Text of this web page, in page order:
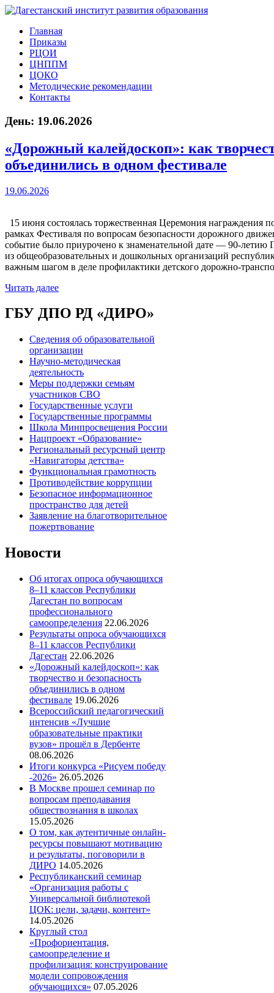
Главная
Приказы
РЦОИ
ЦНППМ
ЦОКО
Методические рекомендации
Контакты
День: 19.06.2026
«Дорожный калейдоскоп»: как
объединились в одном фестивале
19.06.2026
15 июня состоялась торжественная Церемония награждения
рамках Фестиваля по вопросам безопасности дорожного
событие было приурочено к знаменательной дате — 90-летию
из общеобразовательных и дошкольных организаций
важным шагом в деле профилактики детского дорожно-
Читать далее
ГБУ ДПО РД «ДИРО»
Сведения об образовательной
организации
Научно-методическая
деятельность
Меры поддержки семьям
участников СВО
Государственные услуги
Государственные программы
Школа Минпросвещения России
Нацпроект «Образование»
Региональный ресурсный центр
«Навигаторы детства»
Функциональная грамотность
Противодействие коррупции
Безопасное информационное
пространство для детей
Заявление на благотворительное
пожертвование
Новости
Об итогах опроса обучающихся
8–11 классов Республики
Дагестан по вопросам
профессионального
самоопределения 22.06.2026
Результаты опроса обучающихся
8–11 классов Республики
Дагестан 22.06.2026
«Дорожный калейдоскоп»: как
творчество и безопасность
объединились в одном
фестивале 19.06.2026
Всероссийский педагогический
интенсив «Лучшие
образовательные практики
вузов» прошёл в Дербенте
08.06.2026
Итоги конкурса «Рисуем победу
-2026» 26.05.2026
В Москве прошел семинар по
вопросам преподавания
обществознания в школах
15.05.2026
О том, как аутентичные онлайн-
ресурсы повышают мотивацию
и результаты, поговорили в
ДИРО 14.05.2026
Республиканский семинар
«Организация работы с
Универсальной библиотекой
ЦОК: цели, задачи, контент»
14.05.2026
Круглый стол
«Профориентация,
самоопределение и
профилизация: конструирование
модели сопровождения
обучающихся» 07.05.2026